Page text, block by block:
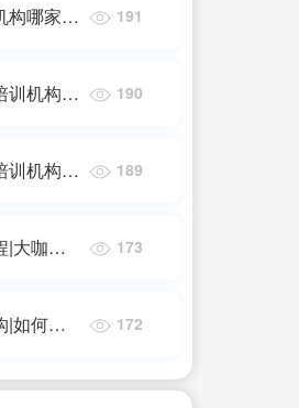
构哪家
191
训机构费
190
训机构|
189
|大咖来
173
|如何选
172